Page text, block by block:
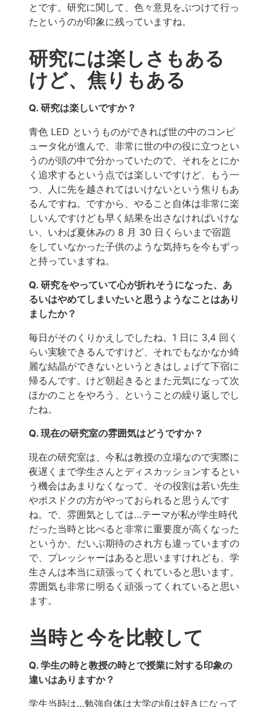
とです。研究に関して、色々意見をぶつけて行っ
たというのが印象に残っていますね。
研究には楽しさもある
けど、焦りもある
Q. 研究は楽しいですか？
青色 LED というものができれば世の中のコンピ
ュータ化が進んで、非常に世の中の役に立つとい
うのが頭の中で分かっていたので、それをとにか
く追求するという点では楽しいですけど、もう一
つ、人に先を越されてはいけないという焦りもあ
るんですね。ですから、やること自体は非常に楽
しいんですけども早く結果を出さなければいけな
い、いわば夏休みの 8 月 30 日くらいまで宿題
をしていなかった子供のような気持ちを今もずっ
と持っていますね。
Q. 研究をやっていて心が折れそうになった、あ
るいはやめてしまいたいと思うようなことはあり
ましたか？
毎日がそのくりかえしでしたね。1 日に 3,4 回く
らい実験できるんですけど、それでもなかなか綺
麗な結晶ができないというときはしょげて下宿に
帰るんです。けど朝起きるとまた元気になって次
ほかのことをやろう、ということの繰り返しでし
たね。
Q. 現在の研究室の雰囲気はどうですか？
現在の研究室は、今私は教授の立場なので実際に
夜遅くまで学生さんとディスカッションするとい
う機会はあまりなくなって、その役割は若い先生
やポスドクの方がやっておられると思うんです
ね。で、雰囲気としては…テーマが私が学生時代
だった当時と比べると非常に重要度が高くなった
というか、だいぶ期待のされ方も違っていますの
で、プレッシャーはあると思いますけれども、学
生さんは本当に頑張ってくれていると思います。
雰囲気も非常に明るく頑張ってくれていると思い
ます。
当時と今を比較して
Q. 学生の時と教授の時とで授業に対する印象の
違いはありますか？
学生当時は…勉強自体は大学の頃は好きになって